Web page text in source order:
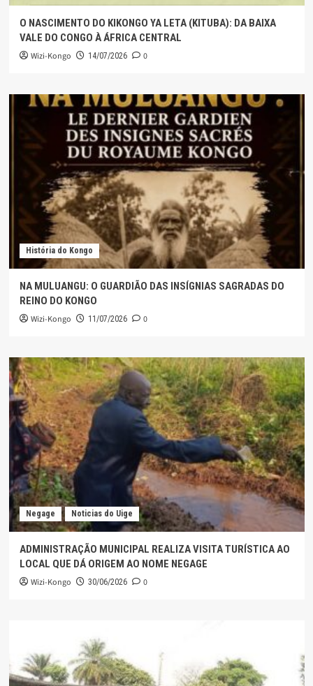
O NASCIMENTO DO KIKONGO YA LETA (KITUBA): DA BAIXA
VALE DO CONGO À ÁFRICA CENTRAL
Wizi-Kongo 14/07/2026 0
História do Kongo
NA MULUANGU: O GUARDIÃO DAS INSÍGNIAS SAGRADAS DO
REINO DO KONGO
Wizi-Kongo 11/07/2026 0
Negage Noticias do Uige
ADMINISTRAÇÃO MUNICIPAL REALIZA VISITA TURÍSTICA AO
LOCAL QUE DÁ ORIGEM AO NOME NEGAGE
Wizi-Kongo 30/06/2026 0